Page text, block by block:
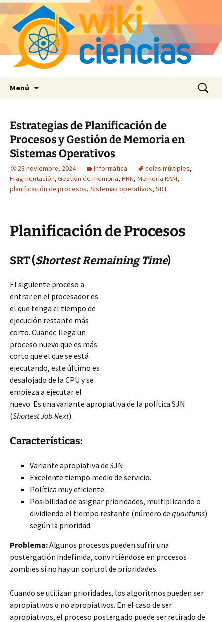
Menú Buscar:
Estrategias de Planificación de
Procesos y Gestión de Memoria en
Sistemas Operativos
23 noviembre, 2024 Informática colas múltiples,
Fragmentación, Gestión de memoria, HRN, Memoria RAM,
planificación de procesos, Sistemas operativos, SRT
Planificación de Procesos
SRT (Shortest Remaining Time)
El siguiente proceso a
entrar en el procesador es
el que tenga el tiempo de
ejecución restante más
corto. Cuando llega un
proceso nuevo que es más
corto que el que se está
ejecutando, este último es
desalojado de la CPU y se
empieza a ejecutar el
nuevo. Es una variante apropiativa de la política SJN
(Shortest Job Next).
Características:
Variante apropiativa de SJN.
Excelente tiempo medio de servicio.
Política muy eficiente.
Posibilidad de asignar prioridades, multiplicando o
dividiendo el tiempo restante (número de quantums)
según la prioridad.
Problema:Algunos procesos pueden sufrir una
postergación indefinida, convirtiéndose en procesos
zombies si no hay un control de prioridades.
Cuando se utilizan prioridades, los algoritmos pueden ser
apropiativos o no apropiativos. En el caso de ser
apropiativos, el proceso postergado puede ser retirado de